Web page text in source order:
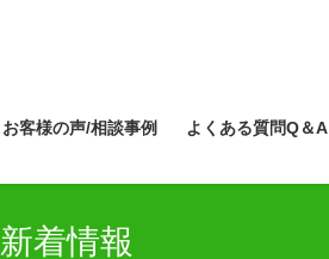
お客様の声/相談事例 よくある質問Q＆A
新着情報